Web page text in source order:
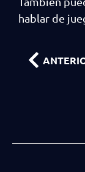
hablar de